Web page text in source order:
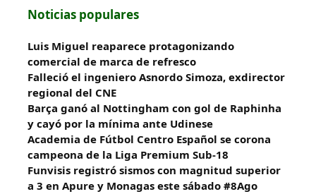
Noticias populares
Luis Miguel reaparece protagonizando
comercial de marca de refresco
Falleció el ingeniero Asnordo Simoza, exdirector
regional del CNE
Barça ganó al Nottingham con gol de Raphinha
y cayó por la mínima ante Udinese
Academia de Fútbol Centro Español se corona
campeona de la Liga Premium Sub-18
Funvisis registró sismos con magnitud superior
a 3 en Apure y Monagas este sábado #8Ago